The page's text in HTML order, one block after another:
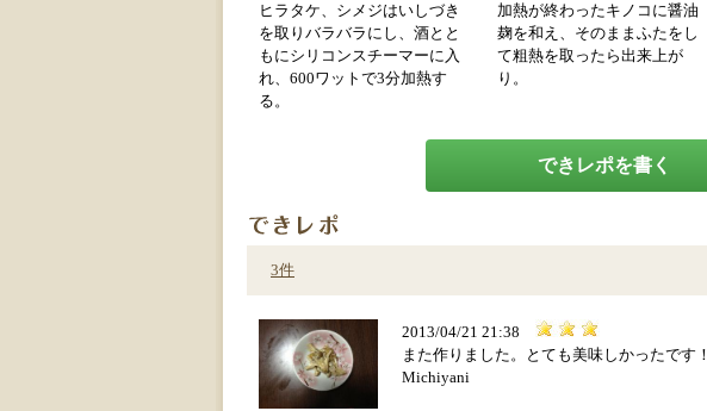
ヒラタケ、シメジはいしづき
を取りバラバラにし、酒とと
もにシリコンスチーマーに入
れ、600ワットで3分加熱す
る。
加熱が終わったキノコに醤油
麹を和え、そのままふたをし
て粗熱を取ったら出来上が
り。
できレポを書く
3件
2013/04/21 21:38
また作りました。とても美味しかったです！
Michiyani